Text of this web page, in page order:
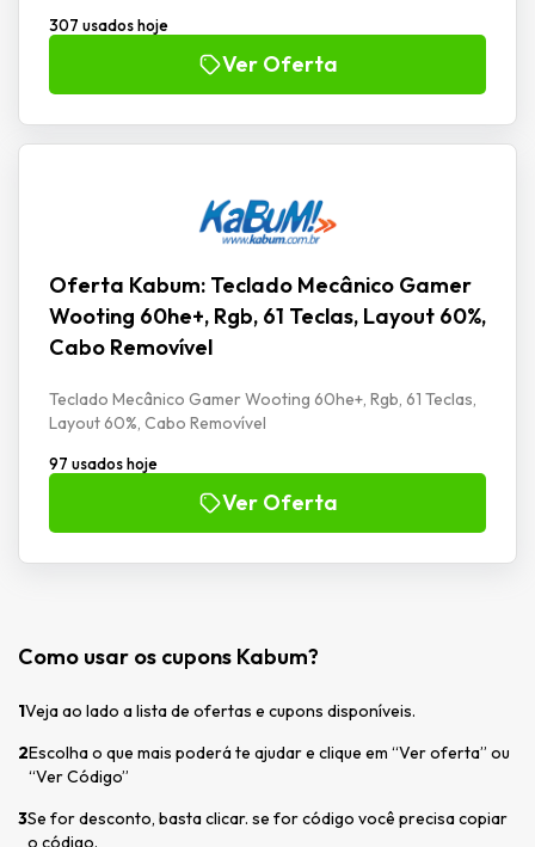
307 usados hoje
Ver Oferta
Oferta Kabum: Teclado Mecânico Gamer
Wooting 60he+, Rgb, 61 Teclas, Layout 60%,
Cabo Removível
Teclado Mecânico Gamer Wooting 60he+, Rgb, 61 Teclas,
Layout 60%, Cabo Removível
97 usados hoje
Ver Oferta
Como usar os cupons Kabum?
1Veja ao lado a lista de ofertas e cupons disponíveis.
2Escolha o que mais poderá te ajudar e clique em “Ver oferta” ou
“Ver Código”
3Se for desconto, basta clicar. se for código você precisa copiar
o código.